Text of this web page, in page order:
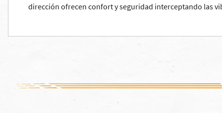
dirección ofrecen confort y seguridad interceptando las